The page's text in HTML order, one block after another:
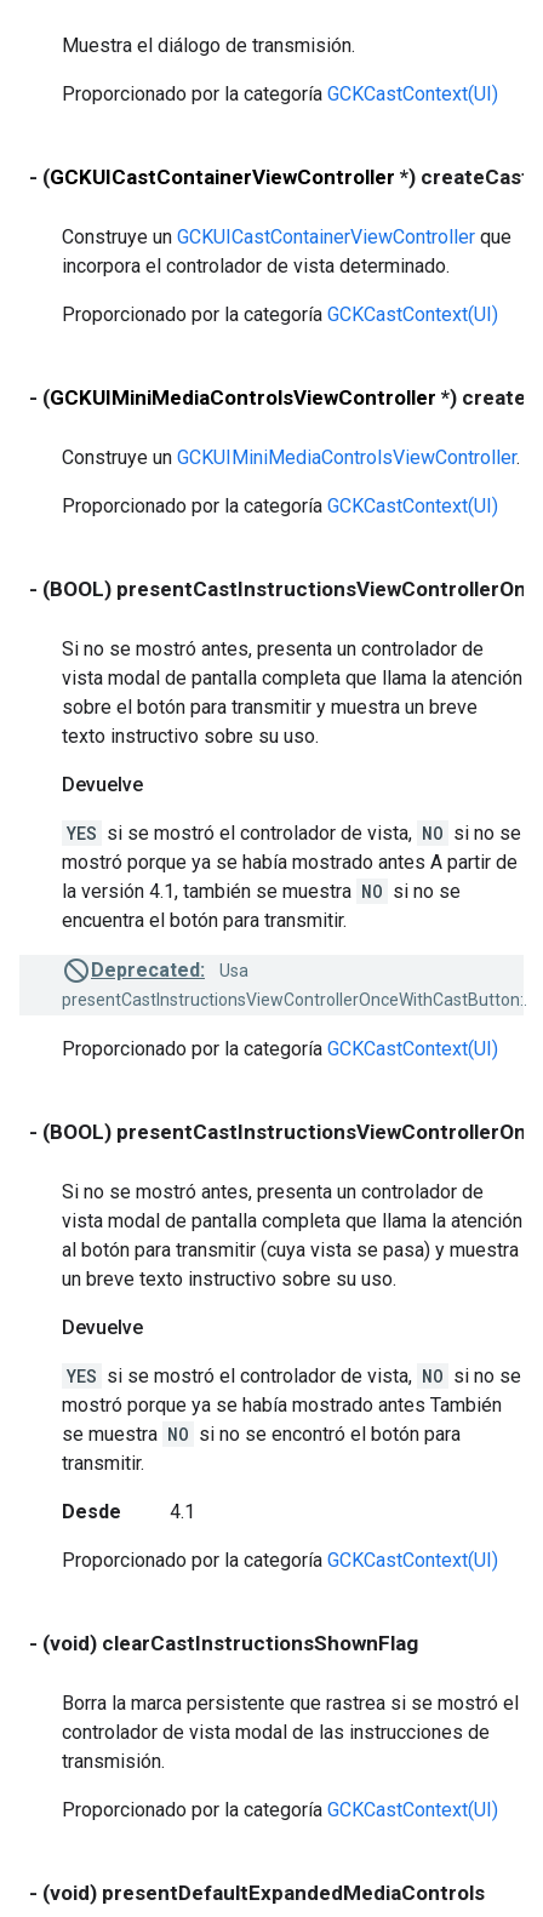
Muestra el diálogo de transmisión.
Proporcionado por la categoría GCKCastContext(UI)
- (GCKUICastContainerViewController *)
Construye un GCKUICastContainerViewController que
incorpora el controlador de vista determinado.
Proporcionado por la categoría GCKCastContext(UI)
- (GCKUIMiniMediaControlsViewController *)
Construye un GCKUIMiniMediaControlsViewController.
Proporcionado por la categoría GCKCastContext(UI)
- (BOOL)
Si no se mostró antes, presenta un controlador de
vista modal de pantalla completa que llama la atención
sobre el botón para transmitir y muestra un breve
texto instructivo sobre su uso.
Devuelve
YES si se mostró el controlador de vista, NO si no se
mostró porque ya se había mostrado antes A partir de
la versión 4.1, también se muestra NO si no se
encuentra el botón para transmitir.
Deprecated:
Usa
presentCastInstructionsViewControllerOnceWithCastButton:.
Proporcionado por la categoría GCKCastContext(UI)
- (BOOL)
Si no se mostró antes, presenta un controlador de
vista modal de pantalla completa que llama la atención
al botón para transmitir (cuya vista se pasa) y muestra
un breve texto instructivo sobre su uso.
Devuelve
YES si se mostró el controlador de vista, NO si no se
mostró porque ya se había mostrado antes También
se muestra NO si no se encontró el botón para
transmitir.
Desde 4.1
Proporcionado por la categoría GCKCastContext(UI)
- (void) clearCastInstructionsShownFlag
Borra la marca persistente que rastrea si se mostró el
controlador de vista modal de las instrucciones de
transmisión.
Proporcionado por la categoría GCKCastContext(UI)
- (void) presentDefaultExpandedMediaControls